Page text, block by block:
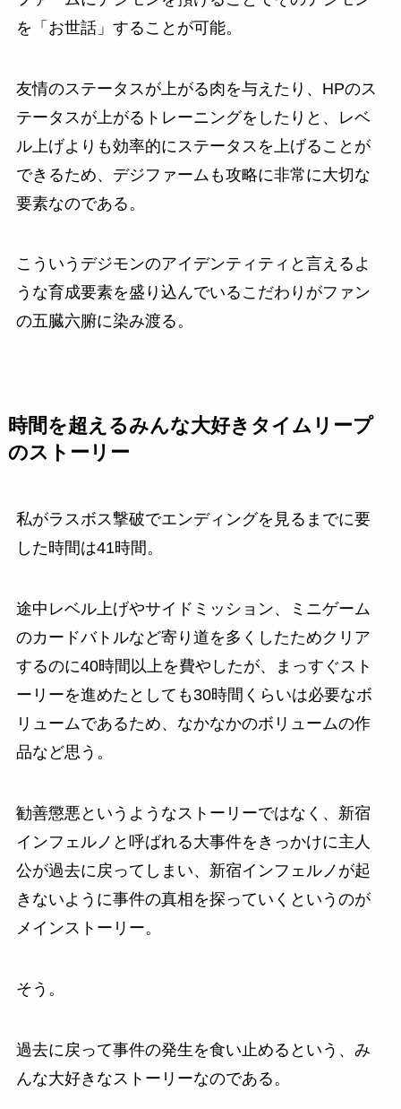
を「お世話」することが可能。
友情のステータスが上がる肉を与えたり、HPのス
テータスが上がるトレーニングをしたりと、レベ
ル上げよりも効率的にステータスを上げることが
できるため、デジファームも攻略に非常に大切な
要素なのである。
こういうデジモンのアイデンティティと言えるよ
うな育成要素を盛り込んでいるこだわりがファン
の五臓六腑に染み渡る。
時間を超えるみんな大好きタイムリープ
のストーリー
私がラスボス撃破でエンディングを見るまでに要
した時間は41時間。
途中レベル上げやサイドミッション、ミニゲーム
のカードバトルなど寄り道を多くしたためクリア
するのに40時間以上を費やしたが、まっすぐスト
ーリーを進めたとしても30時間くらいは必要なボ
リュームであるため、なかなかのボリュームの作
品など思う。
勧善懲悪というようなストーリーではなく、新宿
インフェルノと呼ばれる大事件をきっかけに主人
公が過去に戻ってしまい、新宿インフェルノが起
きないように事件の真相を探っていくというのが
メインストーリー。
そう。
過去に戻って事件の発生を食い止めるという、み
んな大好きなストーリーなのである。